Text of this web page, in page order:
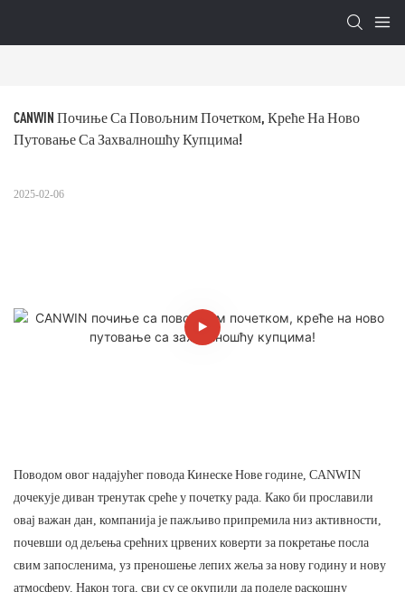
CANWIN Почиње Са Повољним Почетком, Креће На Ново
Путовање Са Захвалношћу Купцима!
2025-02-06
Поводом овог надајућег повода Кинеске Нове године, CANWIN
дочекује диван тренутак среће у почетку рада. Како би прославили
овај важан дан, компанија је пажљиво припремила низ активности,
почевши од дељења срећних црвених коверти за покретање посла
свим запосленима, уз преношење лепих жеља за нову годину и нову
атмосферу. Након тога, сви су се окупили да поделе раскошну